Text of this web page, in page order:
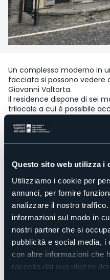
Questo sito web utilizza i
Utilizziamo i cookie per
annunci, per fornire
analizzare il nostro
informazioni sul modo in
nostri partner che si
pubblicità e social media, i
con altre informazioni che
raccolto dal suo utilizzo
Un complesso moderno in
facciata si possono vedere
Giovanni Valtorta.
Il residence dispone di sei
trilocale a cui è possibile
fase di prenotazione.
La struttura si affaccia
dista circa 300 metri dalla
No
No
Sala congressi
No
Piscina
No
Animali ammessi
Sì
Appartamenti